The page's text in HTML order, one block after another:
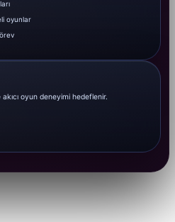
oyunlar
oyun deneyimi hedeflenir.